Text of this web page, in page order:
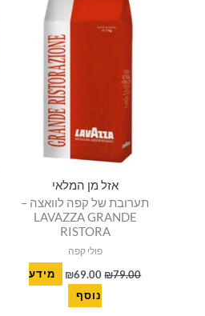
אזל מן המלאי
תערובת של קפה לוואצה –
LAVAZZA GRANDE
RISTORA
פולי קפה
₪79.00
₪69.00
מידע
נוסף